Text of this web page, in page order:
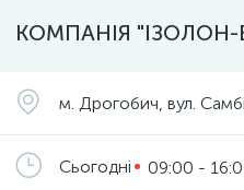
КОМПАНІЯ "ІЗОЛОН-
м. Дрогобич, вул.
Сьогодні 09:00 -